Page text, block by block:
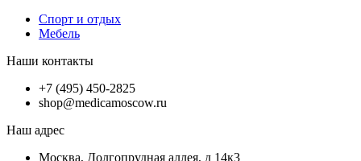
Спорт и отдых
Мебель
Наши контакты
+7 (495) 450-2825
shop@medicamoscow.ru
Наш адрес
Москва, Долгопрудная аллея, д 14к3